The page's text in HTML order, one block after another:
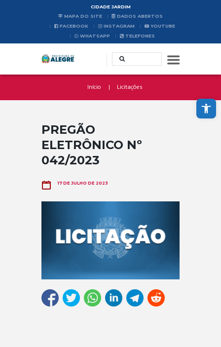
Abrir a barra de ferramentas
CIDADE JARDIM
MAPA DO SITE
DADOS ABERTOS
FACEBOOK
INSTAGRAM
YOUTUBE
WHATSAPP
TELEFONES
Início Licitações
PREGÃO
ELETRÔNICO Nº
042/2023
17 DE JULHO DE 2023